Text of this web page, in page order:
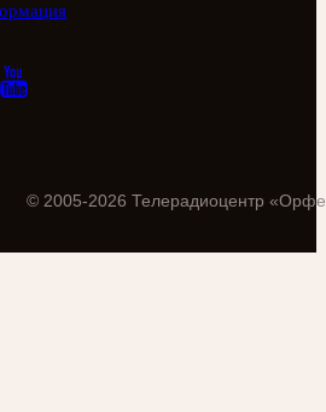
© 2005-2026 Телерадиоцентр